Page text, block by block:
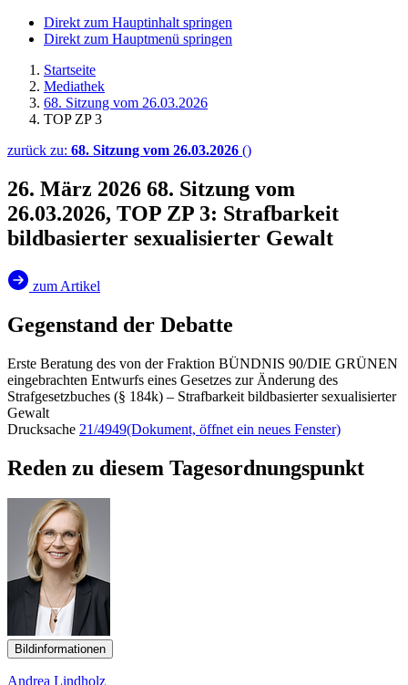
Direkt zum Hauptinhalt springen
Direkt zum Hauptmenü springen
Startseite
Mediathek
68. Sitzung vom 26.03.2026
TOP ZP 3
zurück zu: 68. Sitzung vom 26.03.2026 ()
26. März 2026 68. Sitzung vom
26.03.2026, TOP ZP 3: Strafbarkeit
bildbasierter sexualisierter Gewalt
zum Artikel
Gegenstand der Debatte
Erste Beratung des von der Fraktion BÜNDNIS 90/DIE GRÜNEN
eingebrachten Entwurfs eines Gesetzes zur Änderung des
Strafgesetzbuches (§ 184k) – Strafbarkeit bildbasierter sexualisierter
Gewalt
Drucksache 21/4949(Dokument, öffnet ein neues Fenster)
Reden zu diesem Tagesordnungspunkt
Bildinformationen
Andrea Lindholz